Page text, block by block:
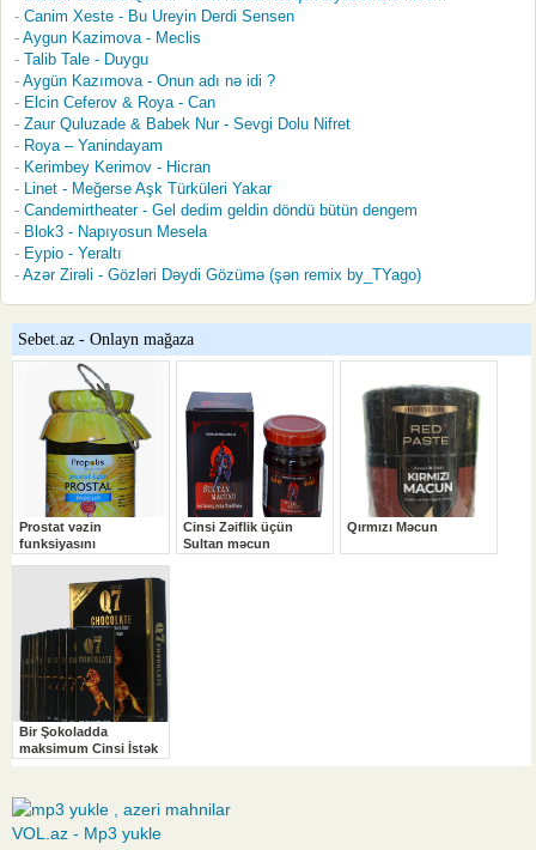
Canim Xeste - Bu Ureyin Derdi Sensen
Aygun Kazimova - Meclis
Talib Tale - Duygu
Aygün Kazımova - Onun adı nə idi ?
Elcin Ceferov & Roya - Can
Zaur Quluzade & Babek Nur - Sevgi Dolu Nifret
Roya – Yanindayam
Kerimbey Kerimov - Hicran
Linet - Meğerse Aşk Türküleri Yakar
Candemirtheater - Gel dedim geldin döndü bütün dengem
Blok3 - Napıyosun Mesela
Eypio - Yeraltı
Azər Zirəli - Gözləri Dəydi Gözümə (şən remix by_TYago)
VOL.az - Mp3 yukle